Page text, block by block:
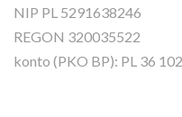
NIP PL 5291638246
REGON 320035522
konto (PKO BP): PL 36